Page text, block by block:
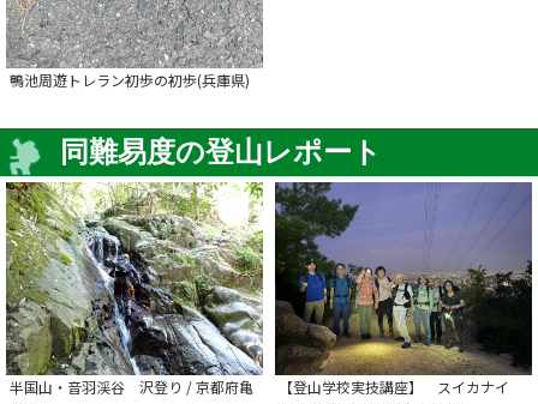
鴨池周遊トレラン初歩の初歩(兵庫県)
同難易度の登山レポート
半国山・音羽渓谷 沢登り / 京都府亀
【登山学校実技講座】 スイカナイ